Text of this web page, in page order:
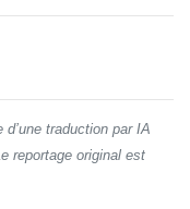
traduction par IA
reportage original est